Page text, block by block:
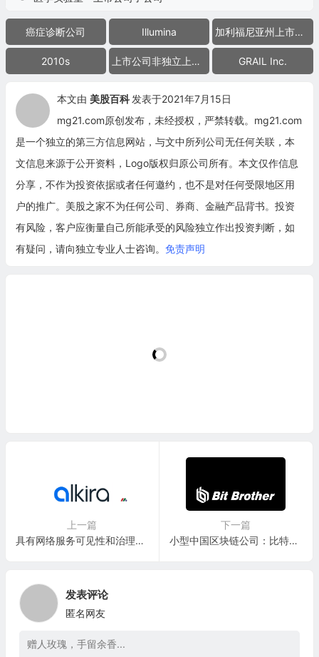
癌症诊断公司 Illumina 加利福尼亚州上市公司
2010s 上市公司非独立上市子公司 GRAIL Inc.
本文由 美股百科 发表于2021年7月15日
mg21.com原创发布，未经授权，严禁转载。mg21.com
是一个独立的第三方信息网站，与文中所列公司无任何关联，本
文信息来源于公开资料，Logo版权归原公司所有。本文仅作信息
分享，不作为投资依据或者任何邀约，也不是对任何受限地区用
户的推广。美股之家不为任何公司、券商、金融产品背书。投资
有风险，客户应衡量自己所能承受的风险独立作出投资判断，如
有疑问，请向独立专业人士咨询。 免责声明
上一篇
具有网络服务可见性和治理的混合多云网络：Alkira, Inc.
下一篇
小型中国区块链公司：比特兄弟 Bit Brother Limited(BETSF)
发表评论
匿名网友